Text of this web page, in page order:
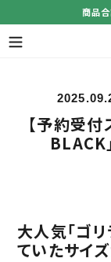
ン
テ
商品
【予約受付
BLACK
大人気「ゴ
ていたサイ